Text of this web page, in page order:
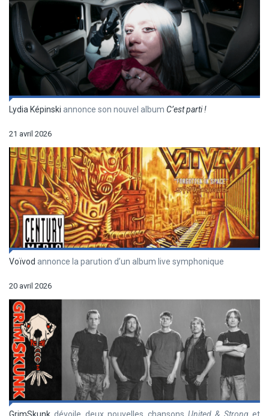
Lydia Képinski annonce son nouvel album C’est parti !
21 avril 2026
Voïvod annonce la parution d’un album live symphonique
20 avril 2026
GrimSkunk dévoile deux nouvelles chansons United & Stronget